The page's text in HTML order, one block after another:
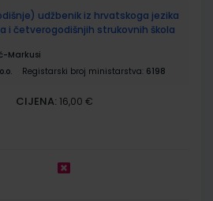
udžbenik iz hrvatskoga jezika
i četverogodišnjih strukovnih škola
Markusi
Registarski broj ministarstva: 6198
CIJENA: 16,00 €